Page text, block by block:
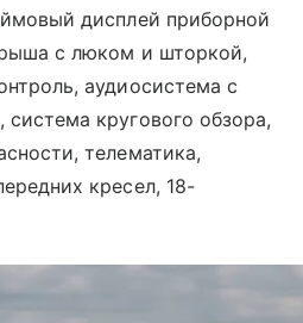
дисплей приборной
с люком и шторкой,
аудиосистема с
кругового обзора,
телематика,
кресел, 18-